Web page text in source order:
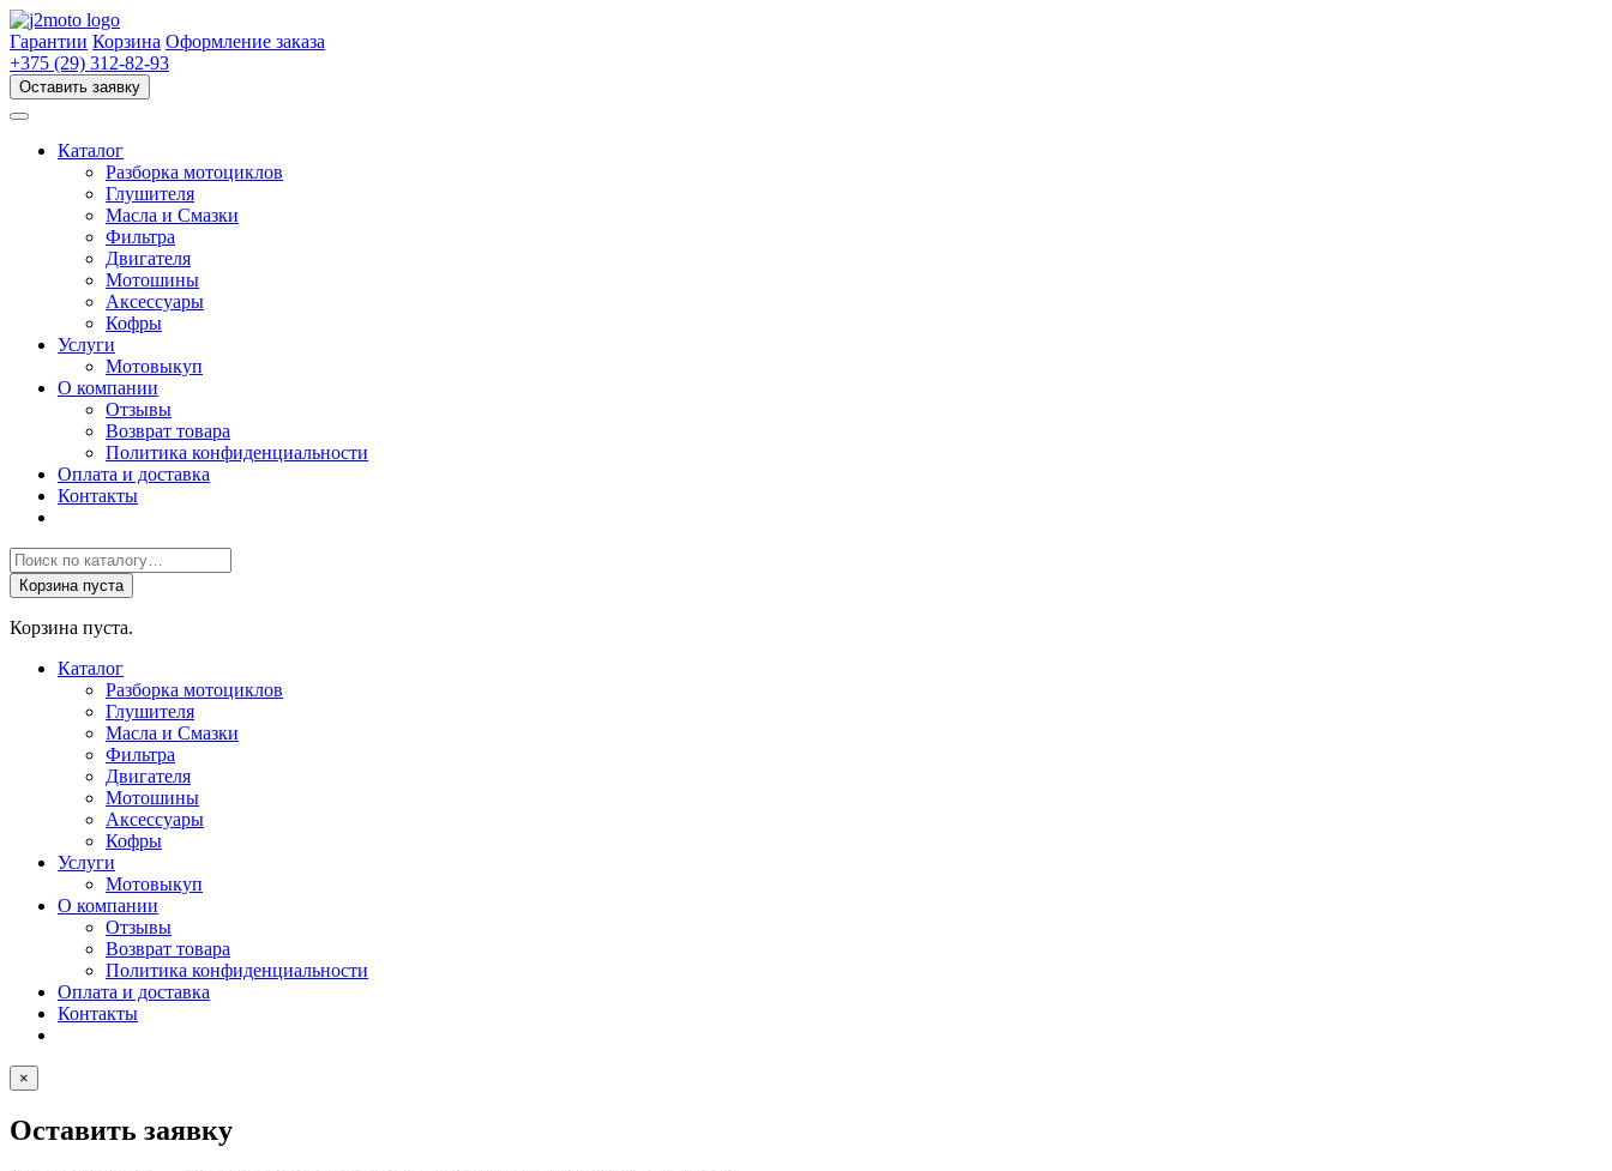
Перейти
к
содержимому
Гарантии Корзина Оформление заказа
+375 (29) 312-82-93
Оставить заявку
Каталог
Разборка мотоциклов
Глушителя
Масла и Смазки
Фильтра
Двигателя
Мотошины
Аксессуары
Кофры
Услуги
Мотовыкуп
О компании
Отзывы
Возврат товара
Политика конфиденциальности
Оплата и доставка
Контакты
Поиск
товаров
Корзина пуста
Корзина пуста.
Каталог
Разборка мотоциклов
Глушителя
Масла и Смазки
Фильтра
Двигателя
Мотошины
Аксессуары
Кофры
Услуги
Мотовыкуп
О компании
Отзывы
Возврат товара
Политика конфиденциальности
Оплата и доставка
Контакты
×
Оставить заявку